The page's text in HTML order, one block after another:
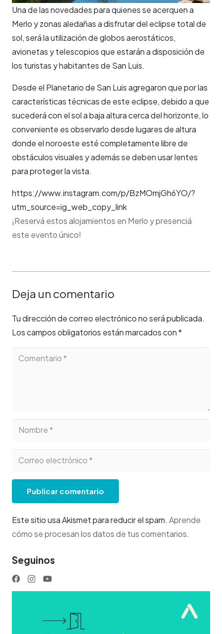
Una de las novedades para quienes se acerquen a
Merlo y zonas aledañas a disfrutar del eclipse total de
sol, será la utilización de globos aerostáticos,
avionetas y telescopios que estarán a disposición de
los turistas y habitantes de San Luis.
Desde el Planetario de San Luis agregaron que por las
características técnicas de este eclipse, debido a que
sucederá con el sol a baja altura cerca del horizonte, lo
conveniente es observarlo desde lugares de altura
donde el noroeste esté completamente libre de
obstáculos visuales y además se deben usar lentes
para proteger la vista.
https://www.instagram.com/p/BzMOmjGh6YO/?
utm_source=ig_web_copy_link
¡Reservá estos alojamientos en Merlo y presenciá
este evento único!
Deja un comentario
Tu dirección de correo electrónico no será publicada.
Los campos obligatorios están marcados con*
Publicar comentario
Este sitio usa Akismet para reducir el spam. Aprende
cómo se procesan los datos de tus comentarios.
Seguinos